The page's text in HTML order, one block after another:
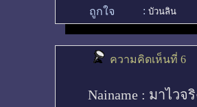
ถูกใจ
: บัวนลิน
ความคิดเห็นที่ 6
Nainame : มาไว